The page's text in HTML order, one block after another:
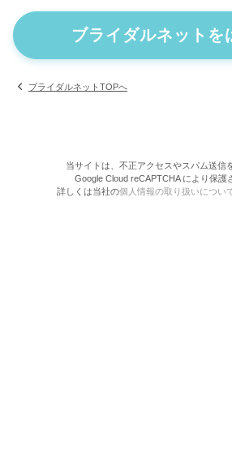
ブライダルネットを
ブライダルネットTOPへ
当サイトは、不正アクセスやスパム送信
Google Cloud reCAPTCHA により保護
詳しくは当社の個人情報の取り扱いについ